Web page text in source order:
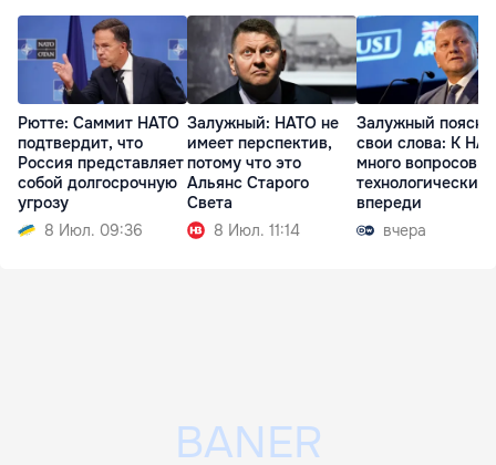
Рютте: Саммит НАТО
подтвердит, что
Россия представляет
собой долгосрочную
угрозу
8 Июл. 09:36
Залужный: НАТО не
имеет перспектив,
потому что это
Альянс Старого
Света
8 Июл. 11:14
Залужный
свои слова: К
много вопросов,
технологически
впереди
вчера